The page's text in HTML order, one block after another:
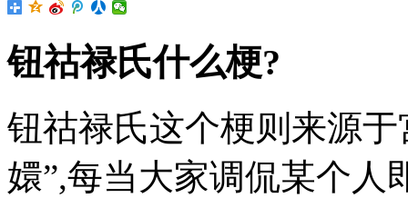
钮祜禄氏什么梗?
钮祜禄氏这个梗则来源
嬛”,每当大家调侃某个人